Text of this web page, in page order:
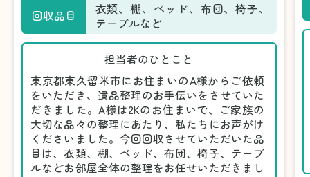
回収品目
衣類、棚、ベッド、布団、椅子、
テーブルなど
担当者のひとこと
東京都東久留米市にお住まいのA様からご依頼
をいただき、遺品整理のお手伝いをさせていた
だきました。A様は2Kのお住まいで、ご家族の
大切な品々の整理にあたり、私たちにお声がけ
くださいました。今回回収させていただいた品
目は、衣類、棚、ベッド、布団、椅子、テーブ
ルなどお部屋全体の整理をお任せいただきまし